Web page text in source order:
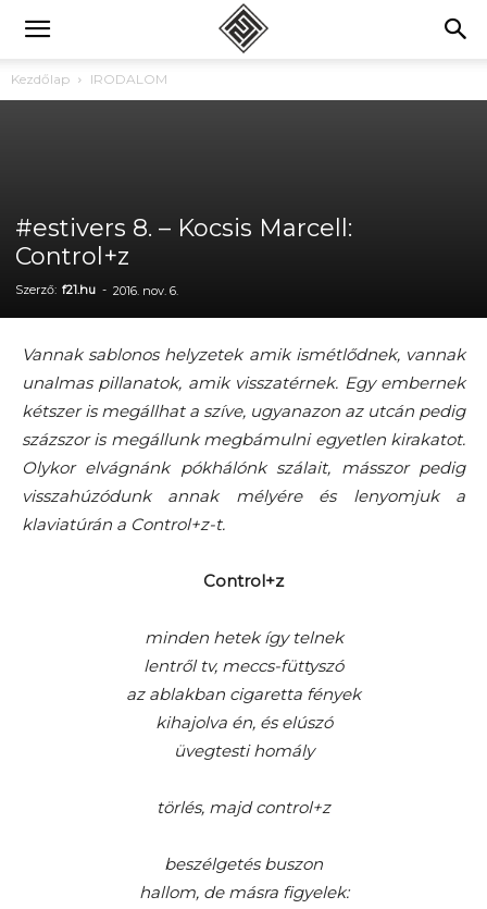
Kezdőlap IRODALOM
#estivers 8. – Kocsis Marcell:
Control+z
Szerző: f21.hu - 2016. nov. 6.
Vannak sablonos helyzetek amik ismétlődnek, vannak
unalmas pillanatok, amik visszatérnek. Egy embernek
kétszer is megállhat a szíve, ugyanazon az utcán pedig
százszor is megállunk megbámulni egyetlen kirakatot.
Olykor elvágnánk pókhálónk szálait, másszor pedig
visszahúzódunk annak mélyére és lenyomjuk a
klaviatúrán a Control+z-t.
Control+z
minden hetek így telnek
lentről tv, meccs-füttyszó
az ablakban cigaretta fények
kihajolva én, és elúszó
üvegtesti homály
törlés, majd control+z
beszélgetés buszon
hallom, de másra figyelek: